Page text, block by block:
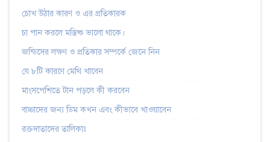
চোখ উঠার কারণ ও এর প্রতিকারক
চা পান করলে মস্তিষ্ক ভালো থাকে।
জন্ডিসের লক্ষণ ও প্রতিকার সম্পর্কে জেনে নিন
যে ৮টি কারণে মেথি খাবেন
মাংসপেশিতে টান পড়লে কী করবেন
বাচ্চাদের জন্য ডিম কখন এবং কীভাবে খাওয়াবেন
রক্তদাতাদের তালিকাঃ